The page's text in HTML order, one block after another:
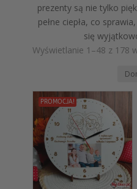
prezenty są nie tylko
pełne ciepła, co
się
Wyświetlanie 1–48 z 178
PROMOCJA!